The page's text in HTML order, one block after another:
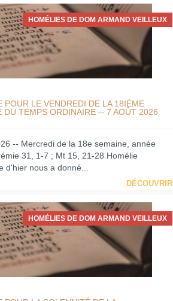
HOMÉLIES DE DOM ARMAND VEILLEUX
POUR LE VENDREDI DE LA 18IÈME
DU TEMPS ORDINAIRE -- 7 AOÛT 2026
-- Mercredi de la 18e semaine, année
31, 1-7 ; Mt 15, 21-28 Homélie
d'hier nous a donné...
DÉCOUVRIR
HOMÉLIES DE DOM ARMAND VEILLEUX